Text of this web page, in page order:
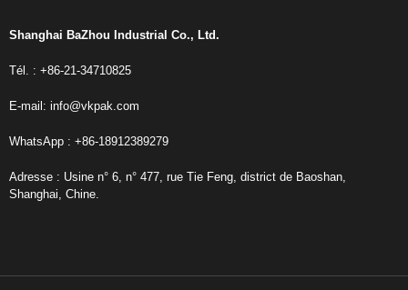
Shanghai BaZhou Industrial Co., Ltd.
Tél. : +86-21-34710825
E-mail: info@vkpak.com
WhatsApp : +86-18912389279
Adresse : Usine n° 6, n° 477, rue Tie Feng, district de Baoshan,
Shanghai, Chine.